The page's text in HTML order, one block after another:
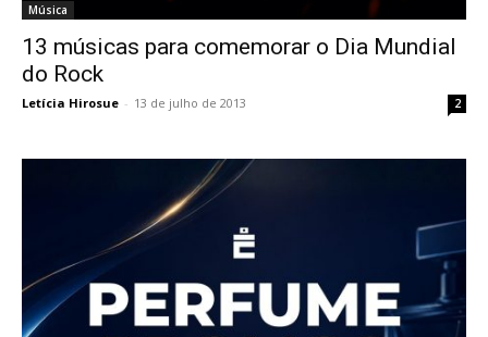
Música
13 músicas para comemorar o Dia Mundial
do Rock
Letícia Hirosue - 13 de julho de 2013 2